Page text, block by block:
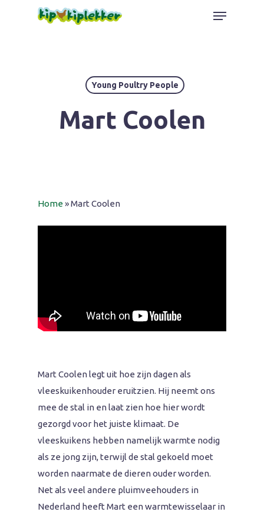
Menu
Young Poultry People
Mart Coolen
Home»Mart Coolen
Mart Coolen legt uit hoe zijn dagen als
vleeskuikenhouder eruitzien. Hij neemt ons
mee de stal in en laat zien hoe hier wordt
gezorgd voor het juiste klimaat. De
vleeskuikens hebben namelijk warmte nodig
als ze jong zijn, terwijl de stal gekoeld moet
worden naarmate de dieren ouder worden.
Net als veel andere pluimveehouders in
Nederland heeft Mart een warmtewisselaar in